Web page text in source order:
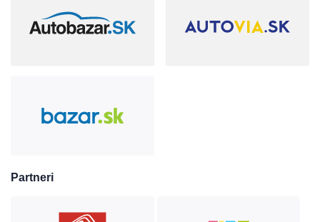
Partneri